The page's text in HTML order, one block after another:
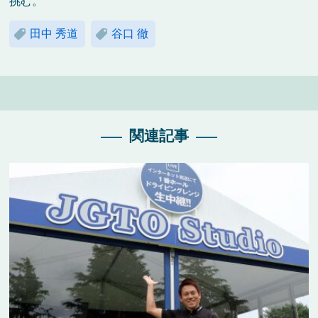
田中 秀道 谷口 徹
関連記事